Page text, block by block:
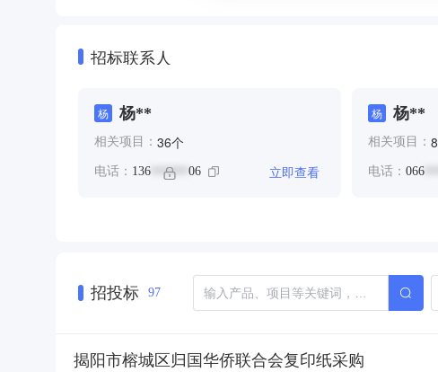
招标联系人
杨 杨**
相关项目： 36个
电话： 136 ****** 06 立即查看
杨 杨**
相关项目： 8
电话： 066
招投标 97
揭阳市榕城区归国华侨联合会复印纸采购